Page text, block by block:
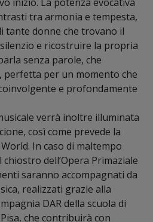
tra armonia e tempesta,
tante donne che trovano il
e ricostruire la propria
senza parole, che
perfetta per un momento che
e profondamente
verrà inoltre illuminata
così come prevede la
In caso di maltempo
dell’Opera Primaziale
saranno accompagnati da
realizzati grazie alla
DAR della scuola di
che contribuirà con